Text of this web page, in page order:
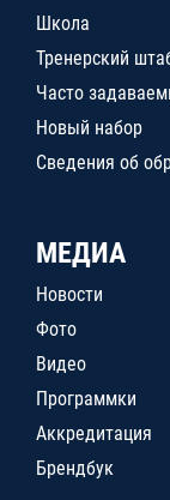
Школа
Тренерский
Часто
Новый набор
Сведения об
МЕДИА
Новости
Фото
Видео
Программки
Аккредитация
Брендбук